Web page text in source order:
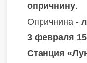
опричнину.
Опричнина -
3 февраля
Станция